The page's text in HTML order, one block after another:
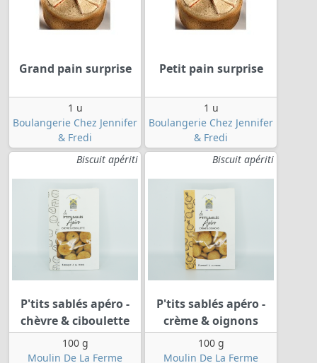
Grand pain surprise
1 u
Boulangerie Chez Jennifer
& Fredi
Petit pain surprise
1 u
Boulangerie Chez Jennifer
& Fredi
Biscuit apériti
P'tits sablés apéro -
chèvre & ciboulette
100 g
Moulin De La Ferme
Biscuit apériti
P'tits sablés apéro -
crème & oignons
100 g
Moulin De La Ferme